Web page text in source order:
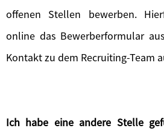
offenen Stellen bewerben.
online das Bewerberformular
Kontakt zu dem Recruiting-Team
Ich habe eine andere Stelle